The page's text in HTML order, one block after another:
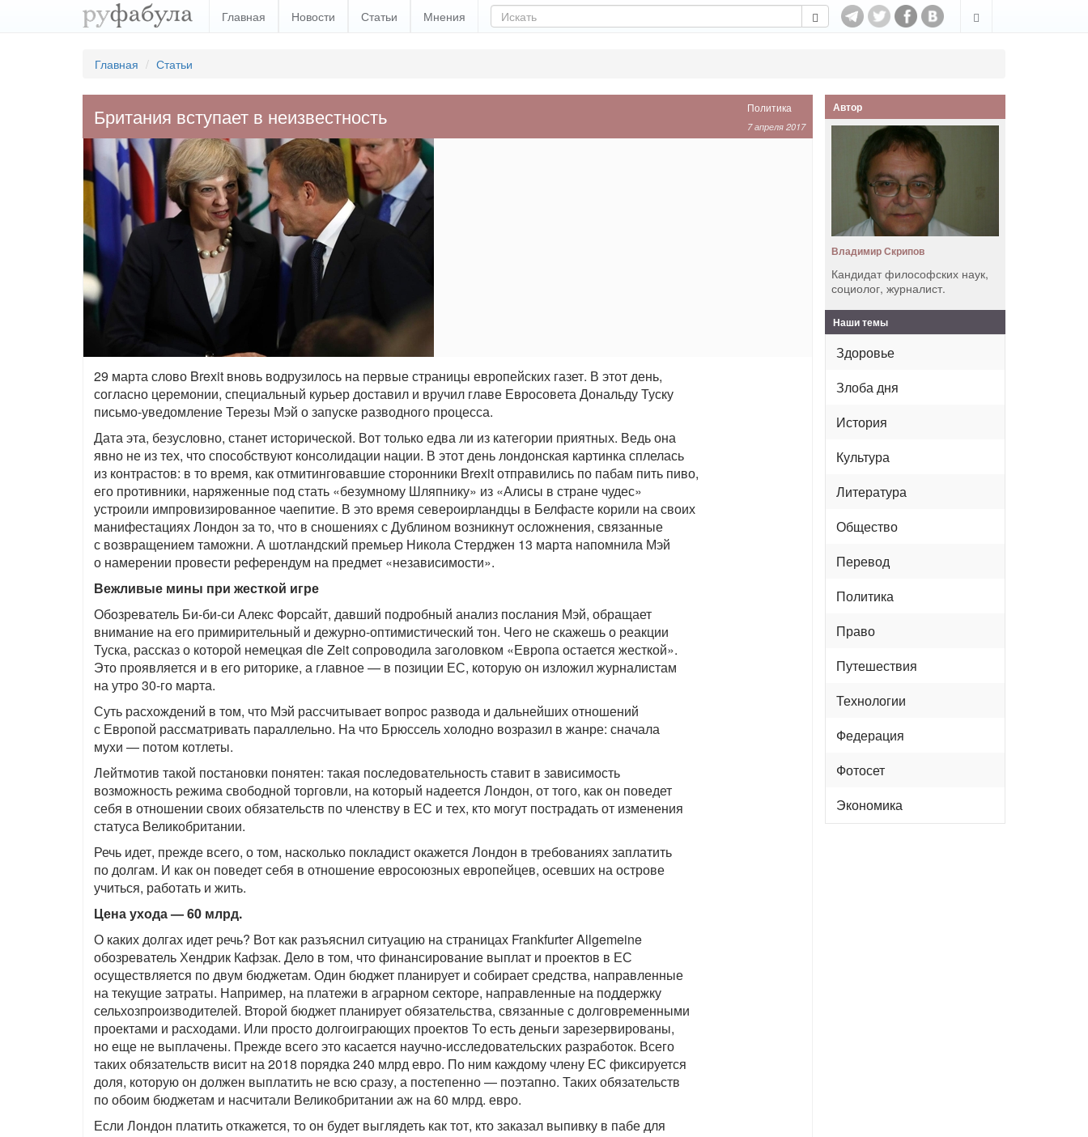
Главная Новости Статьи Мнения
Главная Статьи
Политика
7 апреля 2017
Британия вступает в неизвестность
29 марта слово Brexit вновь водрузилось на первые страницы европейских газет. В этот день,
согласно церемонии, специальный курьер доставил и вручил главе Евросовета Дональду Туску
письмо-уведомление Терезы Мэй о запуске разводного процесса.
Дата эта, безусловно, станет исторической. Вот только едва ли из категории приятных. Ведь она
явно не из тех, что способствуют консолидации нации. В этот день лондонская картинка сплелась
из контрастов: в то время, как отмитинговавшие сторонники Brexit отправились по пабам пить пиво,
его противники, наряженные под стать «безумному Шляпнику» из «Алисы в стране чудес»
устроили импровизированное чаепитие. В это время североирландцы в Белфасте корили на своих
манифестациях Лондон за то, что в сношениях с Дублином возникнут осложнения, связанные
с возвращением таможни. А шотландский премьер Никола Стерджен 13 марта напомнила Мэй
о намерении провести референдум на предмет «независимости».
Вежливые мины при жесткой игре
Обозреватель Би-би-си Алекс Форсайт, давший подробный анализ послания Мэй, обращает
внимание на его примирительный и дежурно-оптимистический тон. Чего не скажешь о реакции
Туска, рассказ о которой немецкая die Zeit сопроводила заголовком «Европа остается жесткой».
Это проявляется и в его риторике, а главное — в позиции ЕС, которую он изложил журналистам
на утро 30-го марта.
Суть расхождений в том, что Мэй рассчитывает вопрос развода и дальнейших отношений
с Европой рассматривать параллельно. На что Брюссель холодно возразил в жанре: сначала
мухи — потом котлеты.
Лейтмотив такой постановки понятен: такая последовательность ставит в зависимость
возможность режима свободной торговли, на который надеется Лондон, от того, как он поведет
себя в отношении своих обязательств по членству в ЕС и тех, кто могут пострадать от изменения
статуса Великобритании.
Речь идет, прежде всего, о том, насколько покладист окажется Лондон в требованиях заплатить
по долгам. И как он поведет себя в отношение евросоюзных европейцев, осевших на острове
учиться, работать и жить.
Цена ухода — 60 млрд.
О каких долгах идет речь? Вот как разъяснил ситуацию на страницах Frankfurter Allgemeine
обозреватель Хендрик Кафзак. Дело в том, что финансирование выплат и проектов в ЕС
осуществляется по двум бюджетам. Один бюджет планирует и собирает средства, направленные
на текущие затраты. Например, на платежи в аграрном секторе, направленные на поддержку
сельхозпроизводителей. Второй бюджет планирует обязательства, связанные с долговременными
проектами и расходами. Или просто долгоиграющих проектов То есть деньги зарезервированы,
но еще не выплачены. Прежде всего это касается научно-исследовательских разработок. Всего
таких обязательств висит на 2018 порядка 240 млрд евро. По ним каждому члену ЕС фиксируется
доля, которую он должен выплатить не всю сразу, а постепенно — поэтапно. Таких обязательств
по обоим бюджетам и насчитали Великобритании аж на 60 млрд. евро.
Если Лондон платить откажется, то он будет выглядеть как тот, кто заказал выпивку в пабе для
Автор
Владимир Скрипов
Кандидат философских наук,
социолог, журналист.
Наши темы
Здоровье
Злоба дня
История
Культура
Литература
Общество
Перевод
Политика
Право
Путешествия
Технологии
Федерация
Фотосет
Экономика